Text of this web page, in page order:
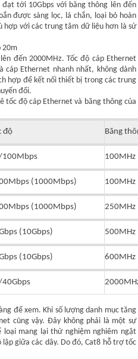
tới 10Gbps với băng thông lên đến
được sàng lọc, lá chắn, loại bỏ hoàn
hợp với các trung tâm dữ liệu hơn là sử
20m
đến 2000MHz. Tốc độ cáp Ethernet
cáp Ethernet nhanh nhất, không dành
hợp để kết nối thiết bị trong các trung
đổi.
tốc độ cáp Ethernet và băng thông của
độ Băng
100Mbps 100MHz
(1000Mbps) 100MHz
(1000Mbps) 250MHz
(10Gbps) 500MHz
(10Gbps) 600MHz
để xem. Khi số lượng danh mục tăng
cũng vậy. Đây không phải là một sự
mang lại thử nghiệm nghiêm ngặt
giữa các dây. Do đó, Cat8 hỗ trợ tốc